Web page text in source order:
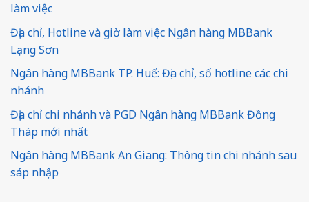
làm việc
Địa chỉ, Hotline và giờ làm việc Ngân hàng MBBank
Lạng Sơn
Ngân hàng MBBank TP. Huế: Địa chỉ, số hotline các chi
nhánh
Địa chỉ chi nhánh và PGD Ngân hàng MBBank Đồng
Tháp mới nhất
Ngân hàng MBBank An Giang: Thông tin chi nhánh sau
sáp nhập